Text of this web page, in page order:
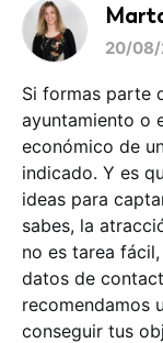
20/
Si formas parte
ayuntamiento o
económico de
indicado. Y es
ideas para
sabes, la
no es tarea
datos de
recomendamos
conseguir tus